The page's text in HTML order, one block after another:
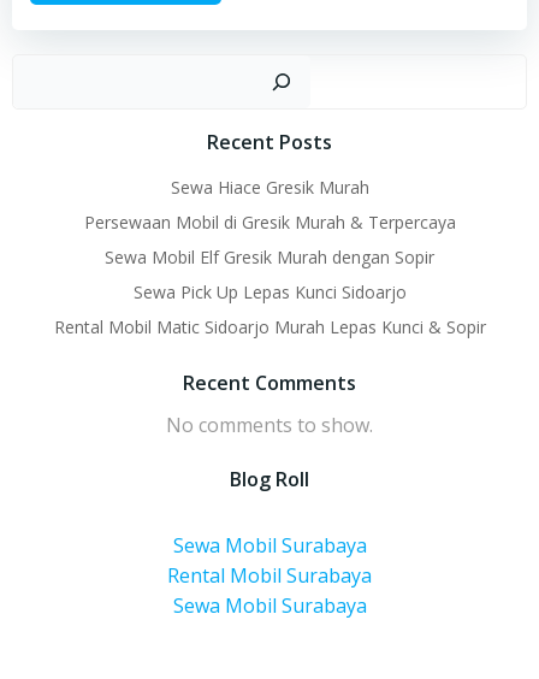
Recent Posts
Sewa Hiace Gresik Murah
Persewaan Mobil di Gresik Murah & Terpercaya
Sewa Mobil Elf Gresik Murah dengan Sopir
Sewa Pick Up Lepas Kunci Sidoarjo
Rental Mobil Matic Sidoarjo Murah Lepas Kunci & Sopir
Recent Comments
No comments to show.
Blog Roll
Sewa Mobil Surabaya
Rental Mobil Surabaya
Sewa Mobil Surabaya